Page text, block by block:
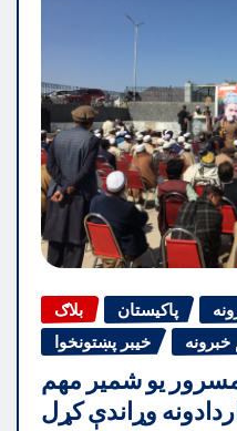
بلاګ پاکیستان
خیبر پښتونخوا
یو شمیر مهم
وړاندې کړل